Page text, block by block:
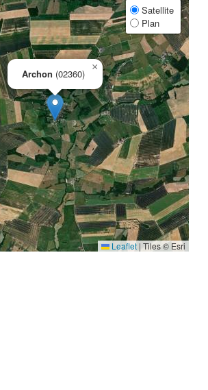
Archon (02360)
×
Satellite
Plan
Leaflet | Tiles © Esri